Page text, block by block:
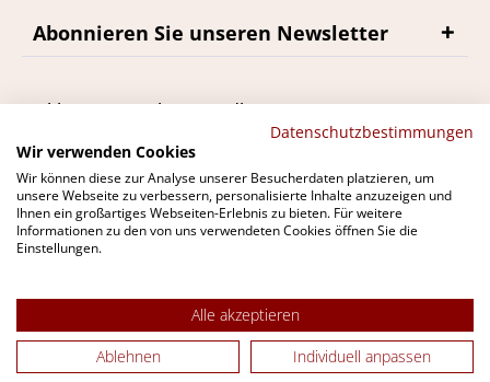
Abonnieren Sie unseren Newsletter
*inkl. MwSt., zzgl. Versandkosten
Du findest bremerwein.de auch bei
© 2026 Harald L. Bremer GmbH - Alle Rechte vorbehalten
Datenschutzbestimmungen
Wir verwenden Cookies
Wir können diese zur Analyse unserer Besucherdaten platzieren, um
unsere Webseite zu verbessern, personalisierte Inhalte anzuzeigen und
Ihnen ein großartiges Webseiten-Erlebnis zu bieten. Für weitere
Informationen zu den von uns verwendeten Cookies öffnen Sie die
Einstellungen.
Alle akzeptieren
Ablehnen
Individuell anpassen